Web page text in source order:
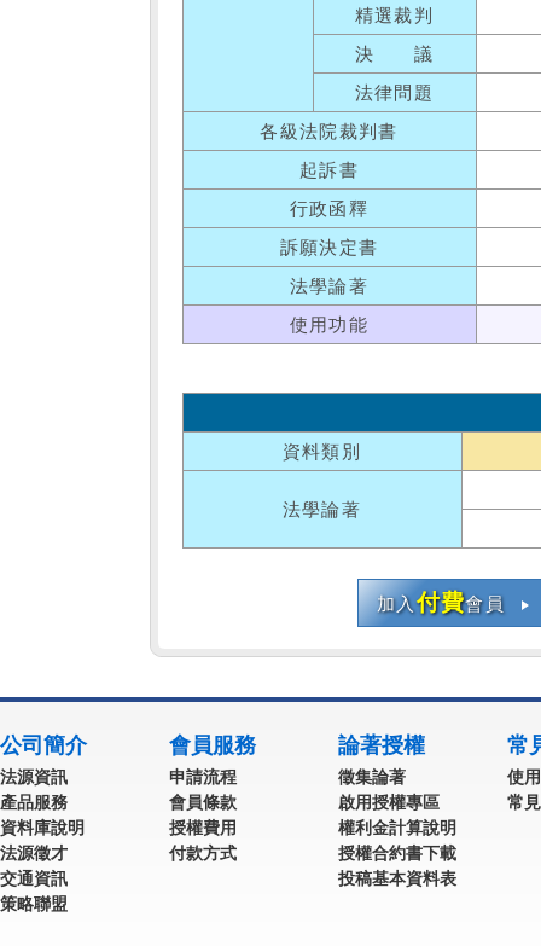
精選裁判
決 議
法律問題
各級法院裁判書
起訴書
行政函釋
訴願決定書
法學論著
使用功能
資料類別
法學論著
加入付費會員
公司簡介
法源資訊
產品服務
資料庫說明
法源徵才
交通資訊
策略聯盟
會員服務
申請流程
會員條款
授權費用
付款方式
論著授權
徵集論著
啟用授權專區
權利金計算說明
授權合約書下載
投稿基本資料表
常
使
常